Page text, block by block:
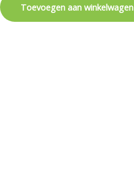
Toevoegen aan winkelwagen